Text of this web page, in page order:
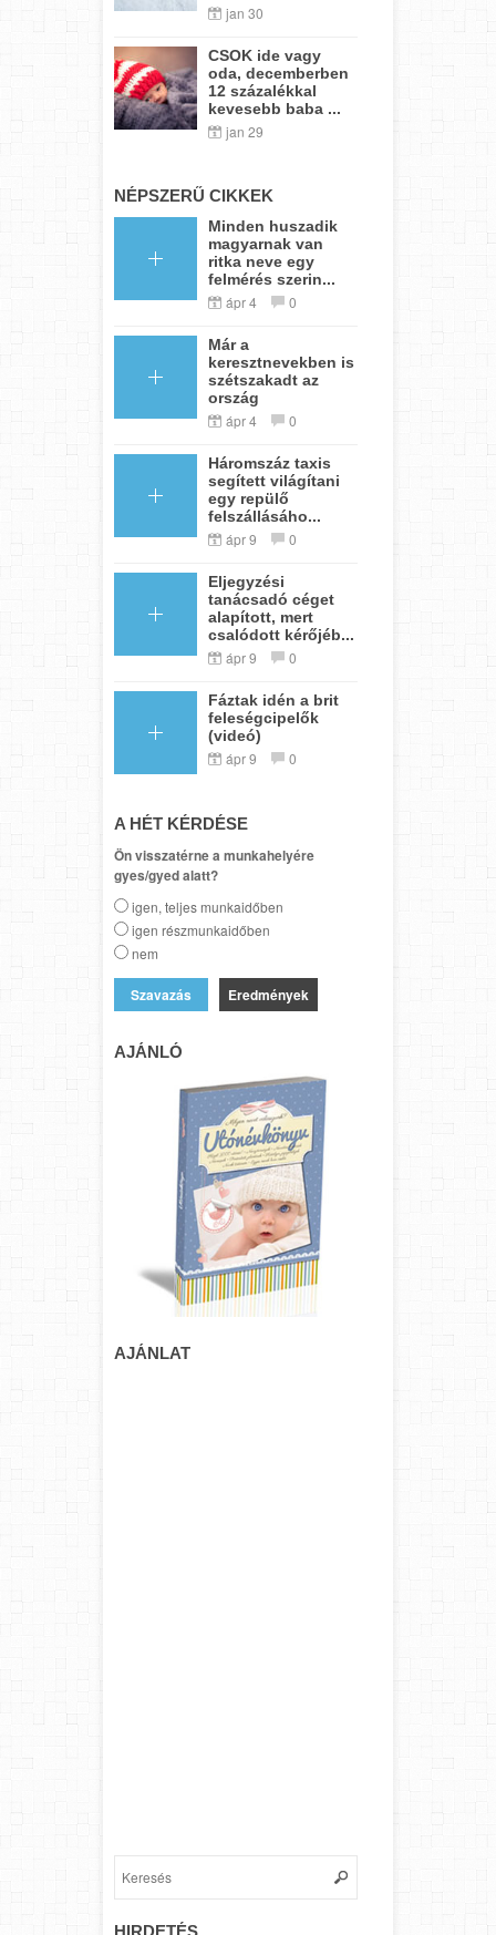
jan 30
CSOK ide vagy
oda, decemberben
12 százalékkal
kevesebb baba ...
jan 29
NÉPSZERŰ CIKKEK
Minden huszadik
magyarnak van
ritka neve egy
felmérés szerin...
ápr 4 0
Már a
keresztnevekben is
szétszakadt az
ország
ápr 4 0
Háromszáz taxis
segített világítani
egy repülő
felszállásáho...
ápr 9 0
Eljegyzési
tanácsadó céget
alapított, mert
csalódott kérőjéb...
ápr 9 0
Fáztak idén a brit
feleségcipelők
(videó)
ápr 9 0
A HÉT KÉRDÉSE
Ön visszatérne a munkahelyére
gyes/gyed alatt?
igen, teljes munkaidőben
igen részmunkaidőben
nem
Eredmények
AJÁNLÓ
AJÁNLAT
HIRDETÉS